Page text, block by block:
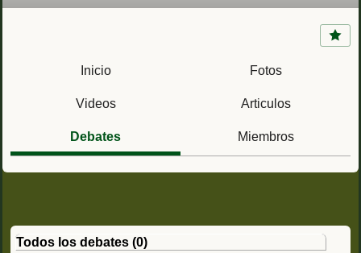
Isleta de San Juan (San Juan, Puerto Rico)
Inicio Fotos
Videos Articulos
Debates Miembros
Todos los debates (0)